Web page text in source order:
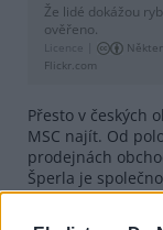
Že lidé dokážou
ověřeno.
Licence |
Flickr.com
Přesto v českých
MSC najít. Od
prodejnách
Šperla je
udržitelného
kroky k tomu,